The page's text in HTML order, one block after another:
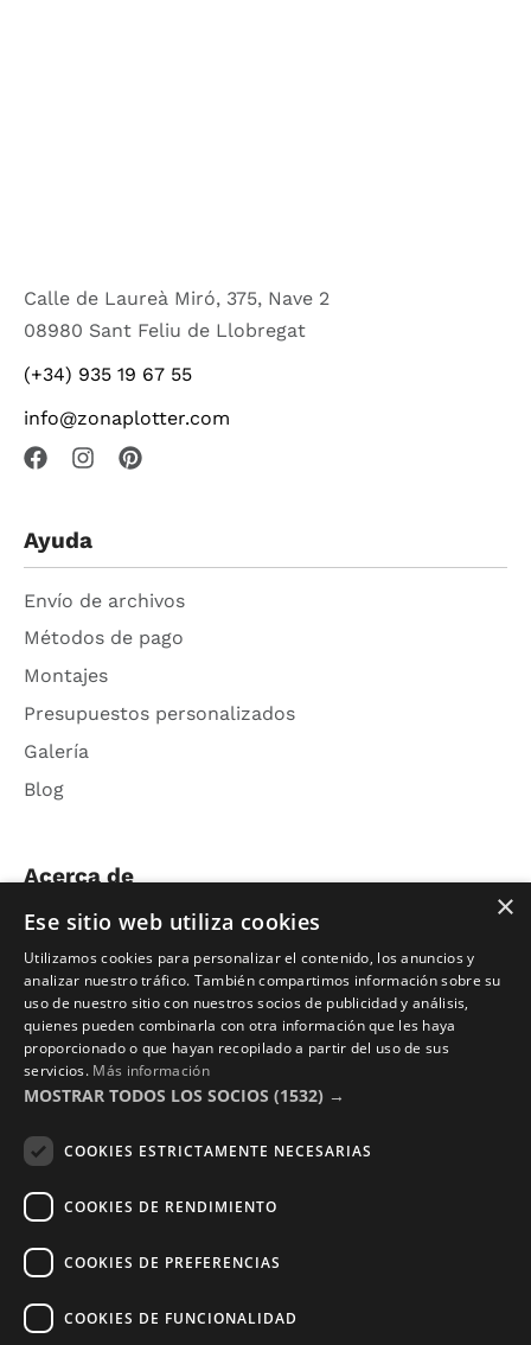
Calle de Laureà Miró, 375, Nave 2
08980 Sant Feliu de Llobregat
(+34) 935 19 67 55
info@zonaplotter.com
Ayuda
Envío de archivos
Métodos de pago
Montajes
Presupuestos personalizados
Galería
Blog
Acerca de
Nosotros
Contacto
Aviso Legal
Política de Privacidad
Términos y Condiciones
Photocalls eventos
Photocall Boda y Novios
×
Ese sitio web utiliza cookies
Utilizamos cookies para personalizar el contenido, los anuncios y
analizar nuestro tráfico. También compartimos información sobre su
uso de nuestro sitio con nuestros socios de publicidad y análisis,
quienes pueden combinarla con otra información que les haya
proporcionado o que hayan recopilado a partir del uso de sus
servicios. Más información
MOSTRAR TODOS LOS SOCIOS (1532) →
COOKIES ESTRICTAMENTE NECESARIAS
COOKIES DE RENDIMIENTO
COOKIES DE PREFERENCIAS
COOKIES DE FUNCIONALIDAD